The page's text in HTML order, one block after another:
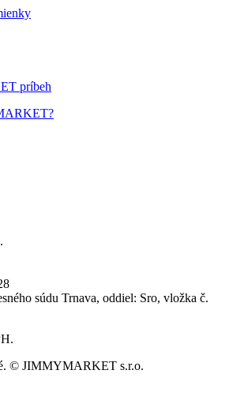
príbeh
súdu Trnava, oddiel: Sro, vložka č.
© JIMMYMARKET s.r.o.